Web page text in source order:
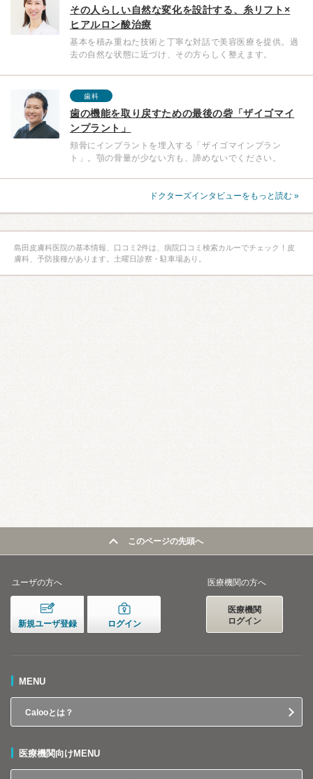
その人らしい自然な変化を設計する、糸リフト×
ヒアルロン酸治療
基本を積み重ねた技術と丁寧な対話で美容医療を提供。過
去の自然な状態に近づけ、その方らしく整えます。
歯科
歯の機能を取り戻すための最後の砦「ザイゴマイ
ンプラント」
頬骨にインプラントを埋入する「ザイゴマインプラン
ト」。顎の骨量が少ない方も、諦めないでください。
ドクターズインタビューをもっと読む »
島田皮膚科医院の基本情報、口コミ2件は、病院口コミ検索カルーでチェック！皮
膚科、予防接種があります。土曜日診察・駐車場あり。
このページの先頭へ
ユーザの方へ
新規ユーザ登録 ログイン
医療機関の方へ
医療機関
ログイン
MENU
Calooとは？
医療機関向けMENU